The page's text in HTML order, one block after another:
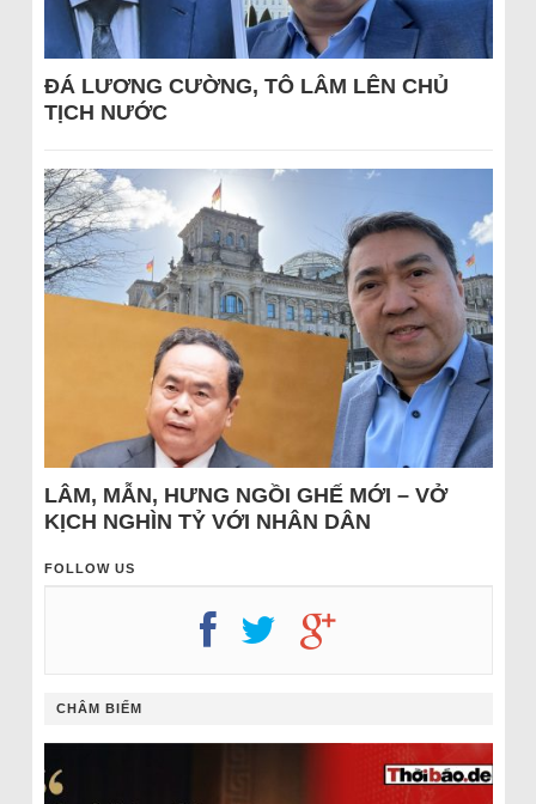
ĐÁ LƯƠNG CƯỜNG, TÔ LÂM LÊN CHỦ
TỊCH NƯỚC
LÂM, MẪN, HƯNG NGỒI GHẾ MỚI – VỞ
KỊCH NGHÌN TỶ VỚI NHÂN DÂN
FOLLOW US
CHÂM BIẾM